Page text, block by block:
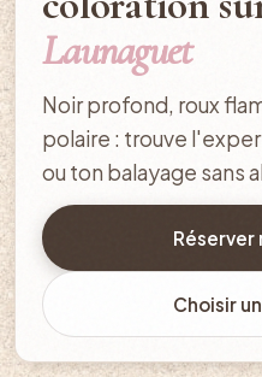
Launaguet
Noir profond, roux
polaire : trouve
ou ton balayage sans
Choisir